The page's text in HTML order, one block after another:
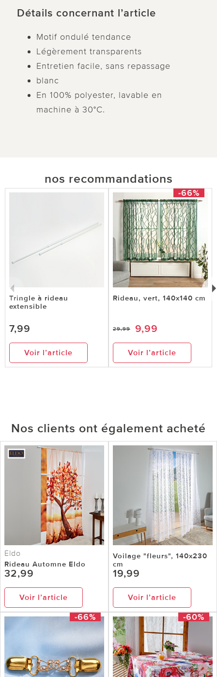
Détails concernant l’article
Motif ondulé tendance
Légèrement transparents
Entretien facile, sans repassage
blanc
En 100% polyester, lavable en
machine à 30°C.
nos recommandations
Tringle à rideau
extensible
7,99
Voir l’article
-66%
Rideau, vert, 140x140 cm
29,99 9,99
Voir l’article
Nos clients ont également acheté
Eldo
Rideau Automne Eldo
32,99
Voir l’article
Voilage "fleurs", 140x230
cm
19,99
Voir l’article
-66% -60%